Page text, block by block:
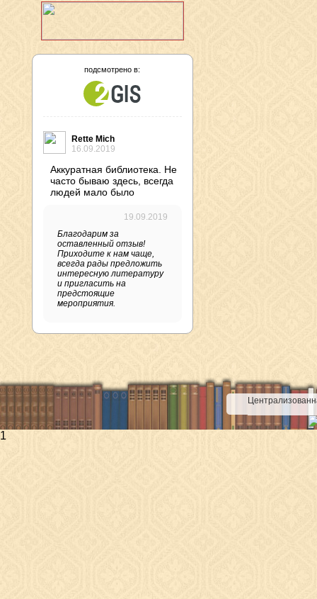
подсмотрено в:
Rette Mich
16.09.2019
Аккуратная библиотека. Не
часто бываю здесь, всегда
людей мало было
19.09.2019
Благодарим за
оставленный отзыв!
Приходите к нам чаще,
всегда рады предложить
интересную литературу
и пригласить на
предстоящие
мероприятия.
1